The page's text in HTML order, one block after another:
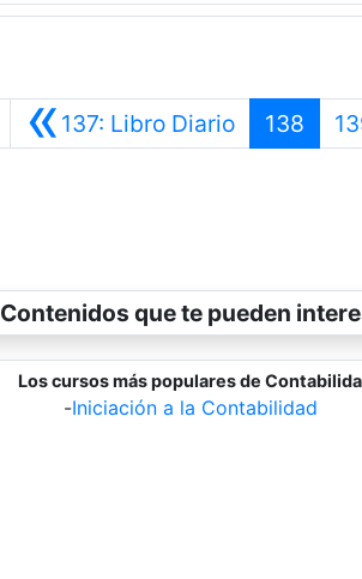
«137: Libro DiarioAnterior
138
Contenidos que te pueden
Los cursos más populares de
-Iniciación a la Contabilidad